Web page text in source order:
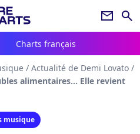
newsletter search
Charts français
/ Actualité de Demi Lovato /
alimentaires... Elle revient
musique